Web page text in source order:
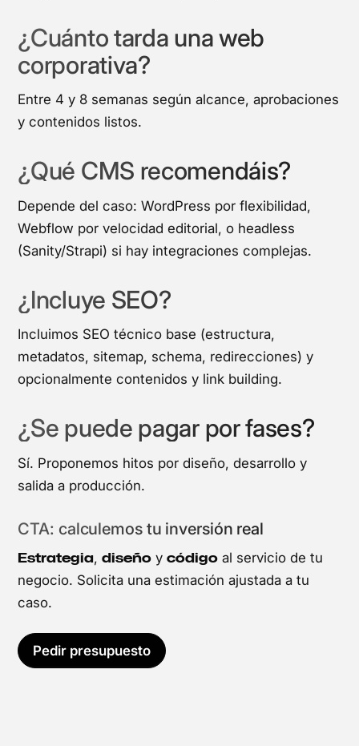
¿Cuánto tarda una web
corporativa?
Entre 4 y 8 semanas según alcance, aprobaciones
y contenidos listos.
¿Qué CMS recomendáis?
Depende del caso: WordPress por flexibilidad,
Webflow por velocidad editorial, o headless
(Sanity/Strapi) si hay integraciones complejas.
¿Incluye SEO?
Incluimos SEO técnico base (estructura,
metadatos, sitemap, schema, redirecciones) y
opcionalmente contenidos y link building.
¿Se puede pagar por fases?
Sí. Proponemos hitos por diseño, desarrollo y
salida a producción.
CTA: calculemos tu inversión real
Estrategia,diseño ycódigo al servicio de tu
negocio. Solicita una estimación ajustada a tu
caso.
Pedir presupuesto